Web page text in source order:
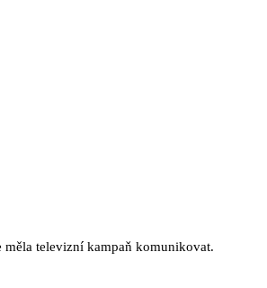
televizní kampaň komunikovat.